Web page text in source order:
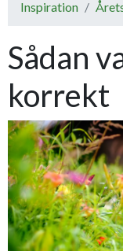
Inspiration
Sådan
korrekt